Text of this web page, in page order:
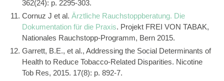
362(24): p. 2295-303.
Cornuz J et al. Ärztliche Rauchstoppberatung. Die
Dokumentation für die Praxis. Projekt FREI VON TABAK,
Nationales Rauchstopp-Programm, Bern 2015.
Garrett, B.E., et al., Addressing the Social Determinants of
Health to Reduce Tobacco-Related Disparities. Nicotine
Tob Res, 2015. 17(8): p. 892-7.